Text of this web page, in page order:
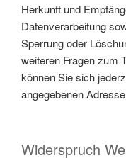
Herkunft und
Datenverarbeitung
Sperrung oder
weiteren Fragen zum
können Sie sich
angegebenen
Widerspruch